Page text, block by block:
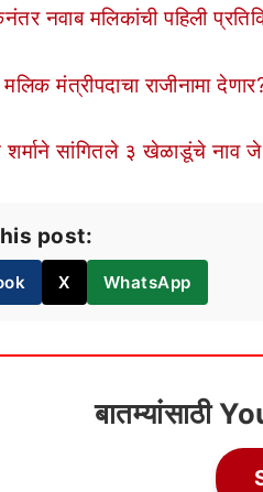
नवाब मलिकांची पहिली
मंत्रीपदाचा राजीनामा
शर्माने सांगितले ३ खेळाडूंचे नाव
post:
X WhatsApp
बातम्यांसाठी